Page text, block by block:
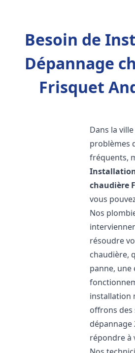
Besoin de
Dépannage
Frisquet
Dans la
problèmes
fréquents,
chaudière
vous
Nos
résoudre
chaudière,
panne, une
installation
offrons des
dépannage
répondre à